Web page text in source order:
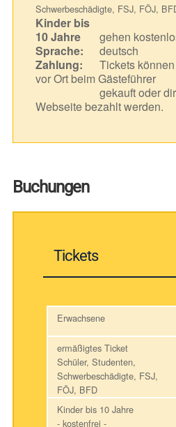
Schwerbeschädigte, FSJ, FÖJ,
Kinder bis
10 Jahre
gehen
Sprache:
deutsch
Zahlung:
Tickets
vor Ort beim Gästeführer
gekauft oder
Webseite bezahlt werden.
Buchungen
Tickets
Erwachsene
ermäßigtes Ticket
Schüler, Studenten,
Schwerbeschädigte, FSJ,
FÖJ, BFD
Kinder bis 10 Jahre
- kostenfrei -